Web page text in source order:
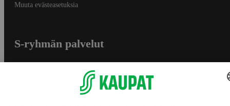
Muuta evästeasetuksia
S-ryhmän palvelut
Yhteishyvä Ruoka -sovellus